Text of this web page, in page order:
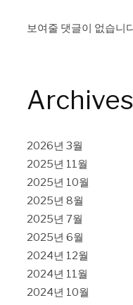
보여줄 댓글이 없습니
Archives
2026년 3월
2025년 11월
2025년 10월
2025년 8월
2025년 7월
2025년 6월
2024년 12월
2024년 11월
2024년 10월